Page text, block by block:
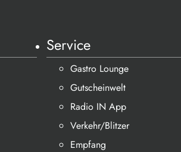
Service
Gastro Lounge
Gutscheinwelt
Radio IN App
Verkehr/Blitzer
Empfang